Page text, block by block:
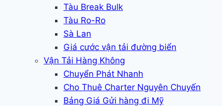
Tàu Break Bulk
Tàu Ro-Ro
Sà Lan
Giá cước vận tải đường biển
Vận Tải Hàng Không
Chuyển Phát Nhanh
Cho Thuê Charter Nguyên Chuyến
Bảng Giá Gửi hàng đi Mỹ